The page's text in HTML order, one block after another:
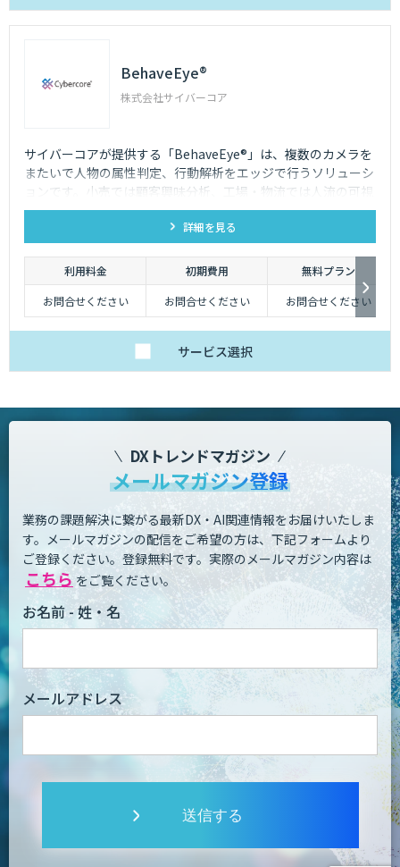
BehaveEye®
株式会社サイバーコア
サイバーコアが提供する「BehaveEye®」は、複数のカメラを
またいで人物の属性判定、行動解析をエッジで行うソリューシ
ョンです。小売では顧客興味分析、工場・物流では人流の可視
化により業務効率改善が可能です。
詳細を見る
利用料金 初期費用
無料プラン
お問合せください
お問合せください お問合せください
サービス選択
DXトレンドマガジン
メールマガジン登録
業務の課題解決に繋がる最新DX・AI関連情報をお届けいたしま
す。 メールマガジンの配信をご希望の方は、下記フォームより
ご登録ください。登録無料です。 実際のメールマガジン内容は
こちら をご覧ください。
お名前 - 姓・名
メールアドレス
送信する